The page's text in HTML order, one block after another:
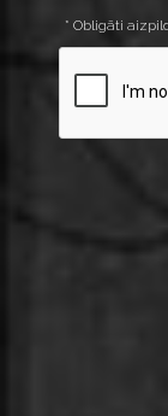
* Obligāti